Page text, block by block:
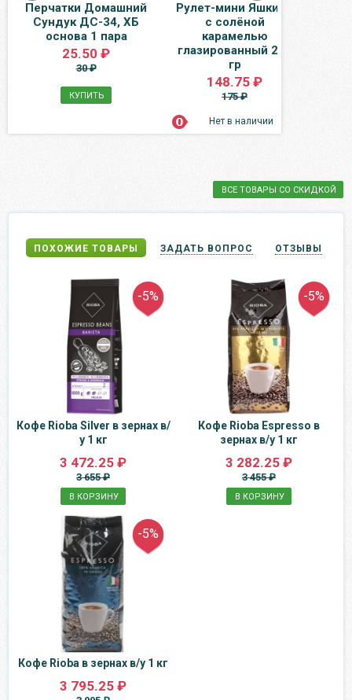
Перчатки Домашний
Сундук ДС-34, ХБ
основа 1 пара
25.50 ₽
30 ₽
КУПИТЬ
Рулет-мини Яшкино
с солёной
карамелью
глазированный 200
гр
148.75 ₽
175 ₽
Нет в наличии
ВСЕ ТОВАРЫ СО СКИДКОЙ
ПОХОЖИЕ ТОВАРЫ ЗАДАТЬ ВОПРОС ОТЗЫВЫ
-5%
Кофе Rioba Silver в зернах в/
у 1 кг
3 472.25 ₽
3 655 ₽
В КОРЗИНУ
-5%
Кофе Rioba Espresso в
зернах в/у 1 кг
3 282.25 ₽
3 455 ₽
В КОРЗИНУ
-5%
Кофе Rioba в зернах в/у 1 кг
3 795.25 ₽